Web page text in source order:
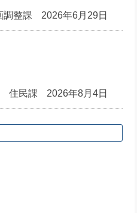
調整課 2026年6月29日
住民課 2026年8月4日